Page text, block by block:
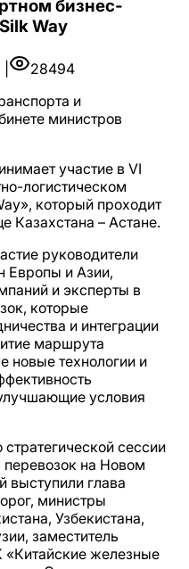
бизнес-
Way
28494
и
министров
участие в VI
логистическом
который проходит
Казахстана – Астане.
руководители
Европы и Азии,
и эксперты в
которые
и интеграции
маршрута
новые технологии и
условия
сессии
на Новом
выступили глава
министры
Узбекистана,
заместитель
«Китайские железные